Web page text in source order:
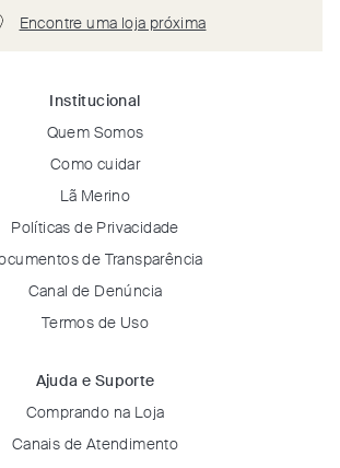
Encontre uma loja próxima
Institucional
Quem Somos
Como cuidar
Lã Merino
Políticas de Privacidade
de Transparência
Canal de Denúncia
Termos de Uso
Ajuda e Suporte
Comprando na Loja
Canais de Atendimento